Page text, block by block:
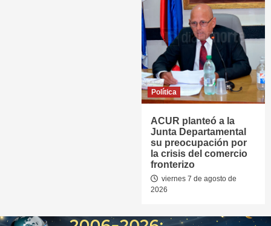
Política
ACUR planteó a la
Junta Departamental
su preocupación por
la crisis del comercio
fronterizo
viernes 7 de agosto de
2026